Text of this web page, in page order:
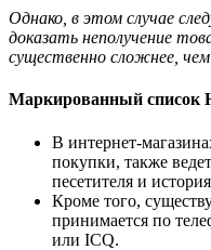
Однако, в этом случае
доказать неполучение
существенно сложнее, чем
Маркированный список
В интернет-
покупки, также
песетителя и
Кроме того,
принимается по
или ICQ.